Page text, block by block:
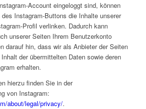
Account eingeloggt sind, können
Instagram-Buttons die Inhalte unserer
Profil verlinken. Dadurch kann
unserer Seiten Ihrem Benutzerkonto
darauf hin, dass wir als Anbieter der Seiten
der übermittelten Daten sowie deren
erhalten.
hierzu finden Sie in der
von Instagram:
about/legal/privacy/.